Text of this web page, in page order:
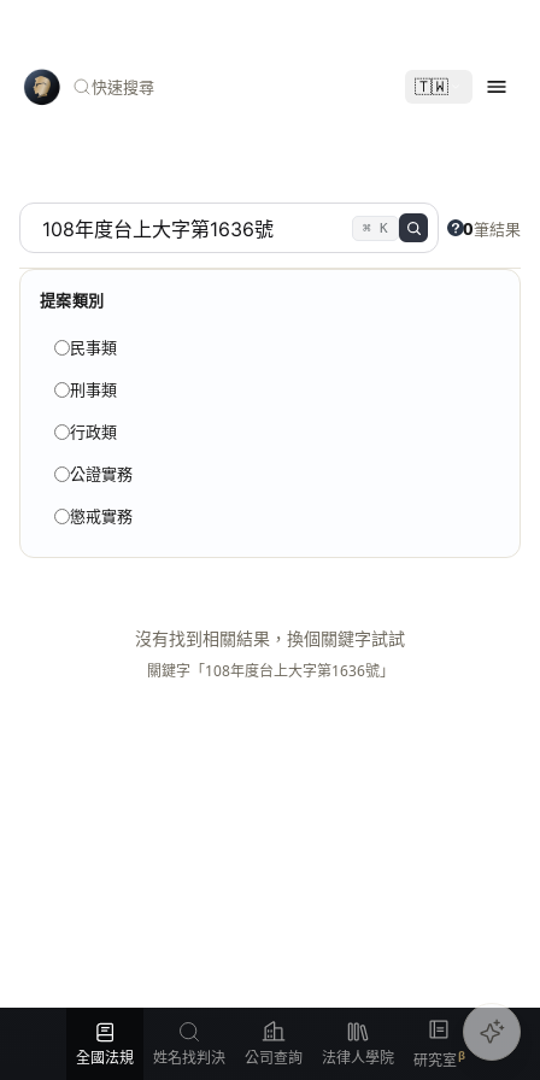
快速搜尋 🇹🇼
⌘ K 0筆結果
提案類別
民事類
刑事類
行政類
公證實務
懲戒實務
沒有找到相關結果，換個關鍵字試試
關鍵字「108年度台上大字第1636號」
全國法規 姓名找判決 公司查詢 法律人學院 研究室